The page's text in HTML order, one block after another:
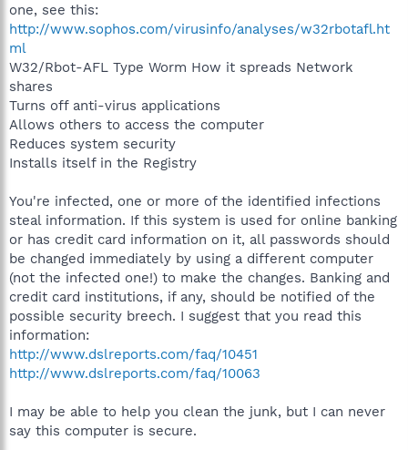
one, see this:
http://www.sophos.com/virusinfo/analyses/w32rbotafl.ht
ml
W32/Rbot-AFL Type Worm How it spreads Network
shares
Turns off anti-virus applications
Allows others to access the computer
Reduces system security
Installs itself in the Registry
You're infected, one or more of the identified infections
steal information. If this system is used for online banking
or has credit card information on it, all passwords should
be changed immediately by using a different computer
(not the infected one!) to make the changes. Banking and
credit card institutions, if any, should be notified of the
possible security breech. I suggest that you read this
information:
http://www.dslreports.com/faq/10451
http://www.dslreports.com/faq/10063
I may be able to help you clean the junk, but I can never
say this computer is secure.